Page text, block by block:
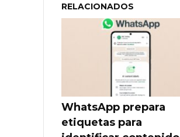
RELACIONADOS
WhatsApp prepara
etiquetas para